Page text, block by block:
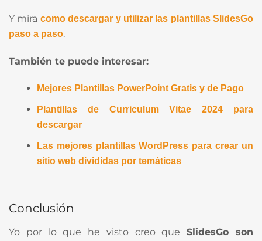
Y mira como descargar y utilizar las plantillas SlidesGo
paso a paso.
También te puede interesar:
Mejores Plantillas PowerPoint Gratis y de Pago
Plantillas de Curriculum Vitae 2024 para
descargar
Las mejores plantillas WordPress para crear un
sitio web divididas por temáticas
Conclusión
Yo por lo que he visto creo queSlidesGo son